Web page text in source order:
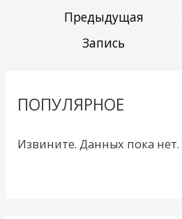
Предыдущая
Запись
ПОПУЛЯРНОЕ
Извините. Данных пока нет.